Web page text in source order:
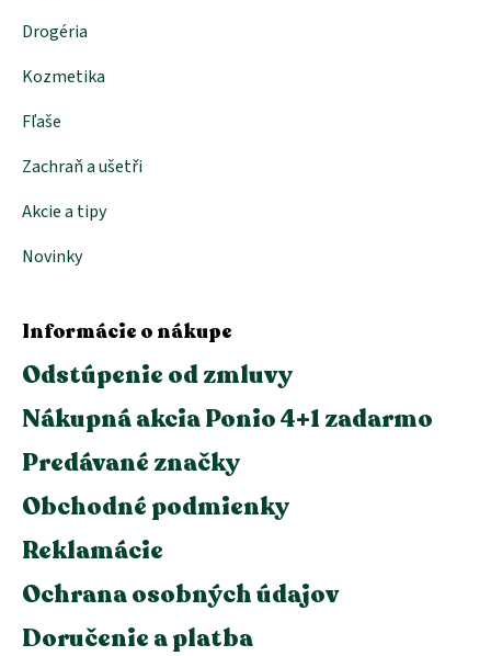
Drogéria
Kozmetika
Fľaše
Zachraň a ušetři
Akcie a tipy
Novinky
Informácie o nákupe
Odstúpenie od zmluvy
Nákupná akcia Ponio 4+1 zadarmo
Predávané značky
Obchodné podmienky
Reklamácie
Ochrana osobných údajov
Doručenie a platba